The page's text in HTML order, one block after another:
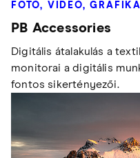
FOTÓ, VIDEÓ, GRAFIKA
PB Accessories
Digitális átalakulás a
monitorai a digitális
fontos sikertényezői.